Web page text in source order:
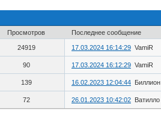
Просмотров Последнее сообщение
24919 17.03.2024 16:14:29 VamiR
90 17.03.2024 16:12:29 VamiR
139 16.02.2023 12:04:44 Биллион
72 26.01.2023 10:42:02 Ватилло